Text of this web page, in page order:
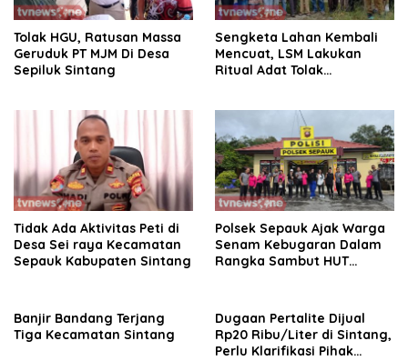
Tolak HGU, Ratusan Massa
Geruduk PT MJM Di Desa
Sepiluk Sintang
Sengketa Lahan Kembali
Mencuat, LSM Lakukan
Ritual Adat Tolak
Tidak Ada Aktivitas Peti di
Desa Sei raya Kecamatan
Sepauk Kabupaten Sintang
Polsek Sepauk Ajak Warga
Senam Kebugaran Dalam
Rangka Sambut HUT
Banjir Bandang Terjang
Tiga Kecamatan Sintang
Dugaan Pertalite Dijual
Rp20 Ribu/Liter di Sintang,
Perlu Klarifikasi Pihak